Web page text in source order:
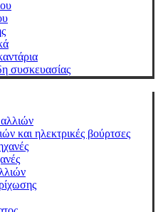
συσκευασίας
και ηλεκτρικές βούρτσες